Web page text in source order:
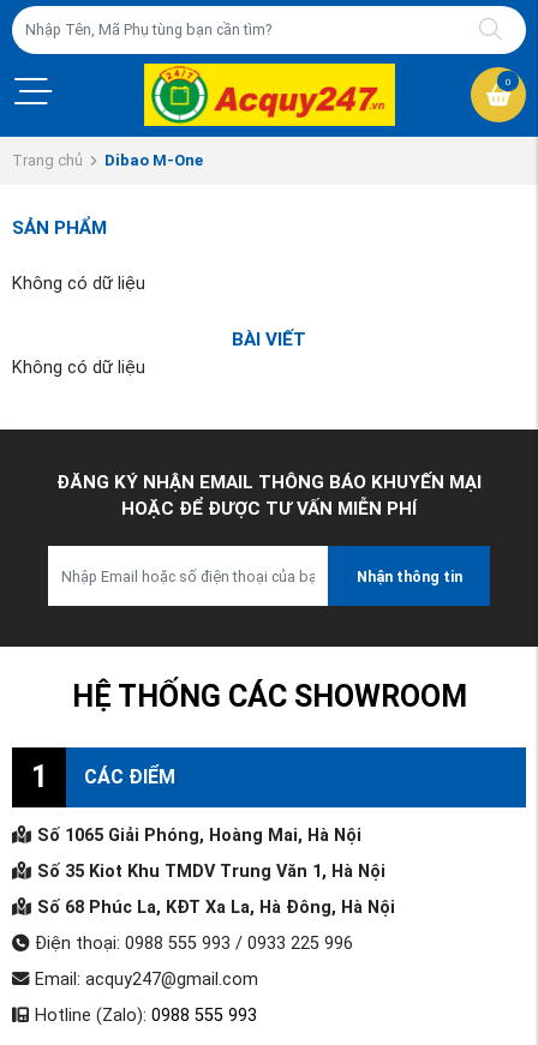
0
Trang chủ Dibao M-One
SẢN PHẨM
Không có dữ liệu
BÀI VIẾT
Không có dữ liệu
ĐĂNG KÝ NHẬN EMAIL THÔNG BÁO KHUYẾN MẠI
HOẶC ĐỂ ĐƯỢC TƯ VẤN MIỄN PHÍ
Nhận thông tin
HỆ THỐNG CÁC SHOWROOM
1 CÁC ĐIỂM
Số 1065 Giải Phóng, Hoàng Mai, Hà Nội
Số 35 Kiot Khu TMDV Trung Văn 1, Hà Nội
Số 68 Phúc La, KĐT Xa La, Hà Đông, Hà Nội
Điện thoại: 0988 555 993 / 0933 225 996
Email: acquy247@gmail.com
Hotline (Zalo): 0988 555 993